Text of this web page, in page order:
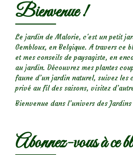
Bienvenue !
Le jardin de Malorie, c'est un petit
Gembloux, en Belgique. A travers ce
et mes conseils de paysagiste, en
au jardin. Découvrez mes plantes
faune d’un jardin naturel, suivez les
privé au fil des saisons, visitez
Bienvenue dans l’univers des
Abonnez-vous à ce